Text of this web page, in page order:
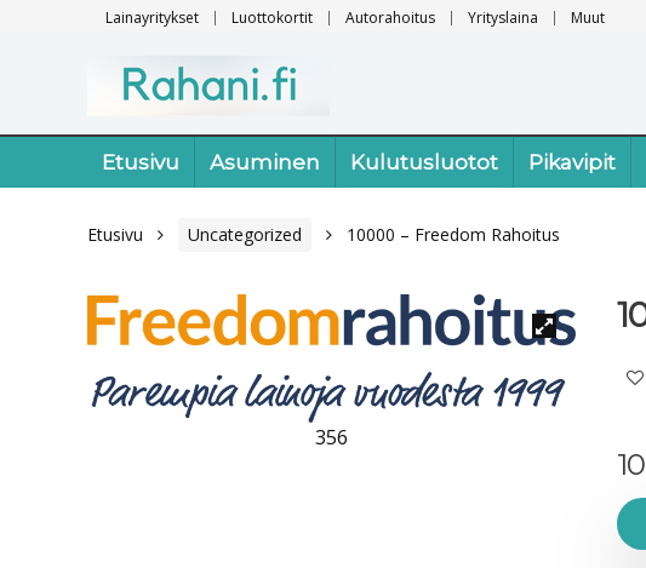
Lainayritykset Luottokortit Autorahoitus Yrityslaina Muut
Etusivu Asuminen Kulutusluotot Pikavipit
Etusivu Uncategorized 10000 – Freedom Rahoitus
356